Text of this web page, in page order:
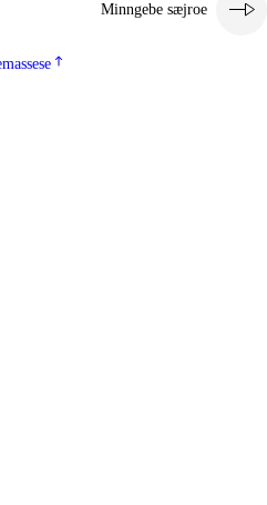
Minngebe sæjroe